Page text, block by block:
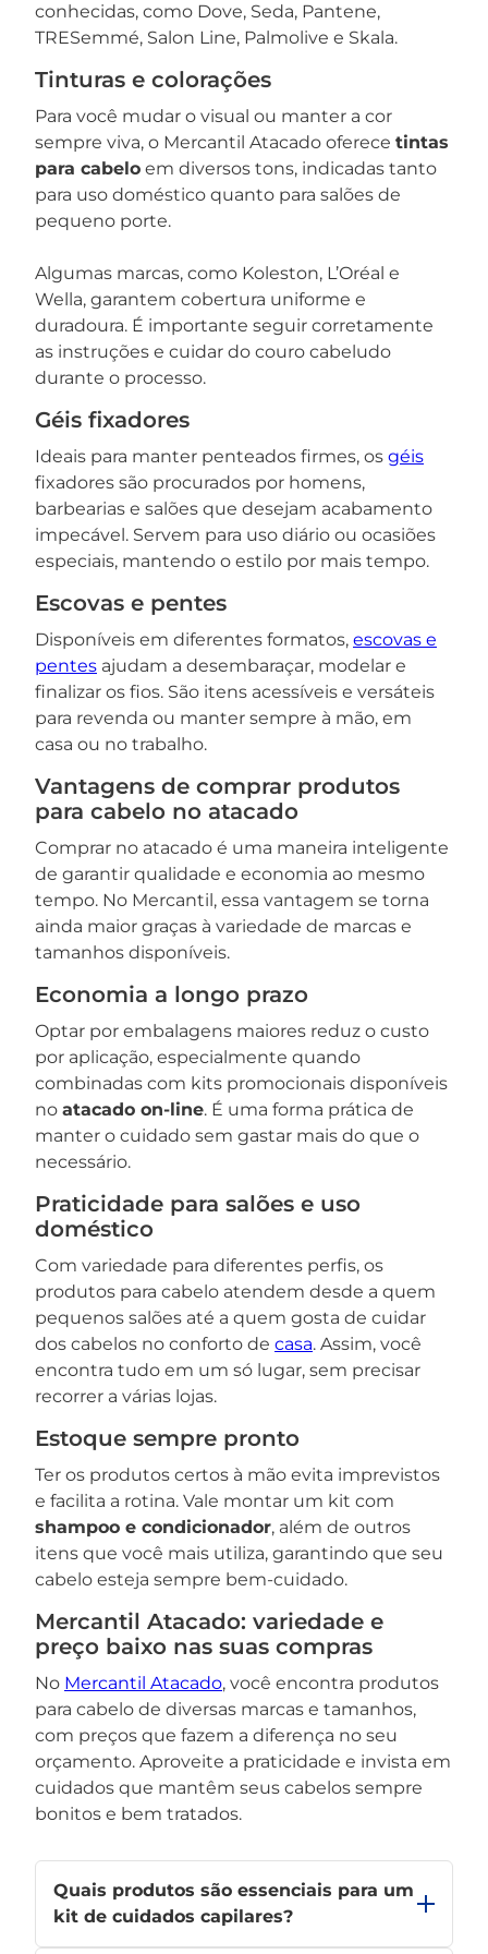
conhecidas, como Dove, Seda, Pantene,
TRESemmé, Salon Line, Palmolive e Skala.
Tinturas e colorações
Para você mudar o visual ou manter a cor
sempre viva, o Mercantil Atacado oferece tintas
para cabelo em diversos tons, indicadas tanto
para uso doméstico quanto para salões de
pequeno porte.
Algumas marcas, como Koleston, L’Oréal e
Wella, garantem cobertura uniforme e
duradoura. É importante seguir corretamente
as instruções e cuidar do couro cabeludo
durante o processo.
Géis fixadores
Ideais para manter penteados firmes, os géis
fixadores são procurados por homens,
barbearias e salões que desejam acabamento
impecável. Servem para uso diário ou ocasiões
especiais, mantendo o estilo por mais tempo.
Escovas e pentes
Disponíveis em diferentes formatos, escovas e
pentes ajudam a desembaraçar, modelar e
finalizar os fios. São itens acessíveis e versáteis
para revenda ou manter sempre à mão, em
casa ou no trabalho.
Vantagens de comprar produtos
para cabelo no atacado
Comprar no atacado é uma maneira inteligente
de garantir qualidade e economia ao mesmo
tempo. No Mercantil, essa vantagem se torna
ainda maior graças à variedade de marcas e
tamanhos disponíveis.
Economia a longo prazo
Optar por embalagens maiores reduz o custo
por aplicação, especialmente quando
combinadas com kits promocionais disponíveis
no atacado on-line. É uma forma prática de
manter o cuidado sem gastar mais do que o
necessário.
Praticidade para salões e uso
doméstico
Com variedade para diferentes perfis, os
produtos para cabelo atendem desde a quem
pequenos salões até a quem gosta de cuidar
dos cabelos no conforto de casa. Assim, você
encontra tudo em um só lugar, sem precisar
recorrer a várias lojas.
Estoque sempre pronto
Ter os produtos certos à mão evita imprevistos
e facilita a rotina. Vale montar um kit com
shampoo e condicionador, além de outros
itens que você mais utiliza, garantindo que seu
cabelo esteja sempre bem-cuidado.
Mercantil Atacado: variedade e
preço baixo nas suas compras
No Mercantil Atacado, você encontra produtos
para cabelo de diversas marcas e tamanhos,
com preços que fazem a diferença no seu
orçamento. Aproveite a praticidade e invista em
cuidados que mantêm seus cabelos sempre
bonitos e bem tratados.
Quais produtos são essenciais para um
kit de cuidados capilares?